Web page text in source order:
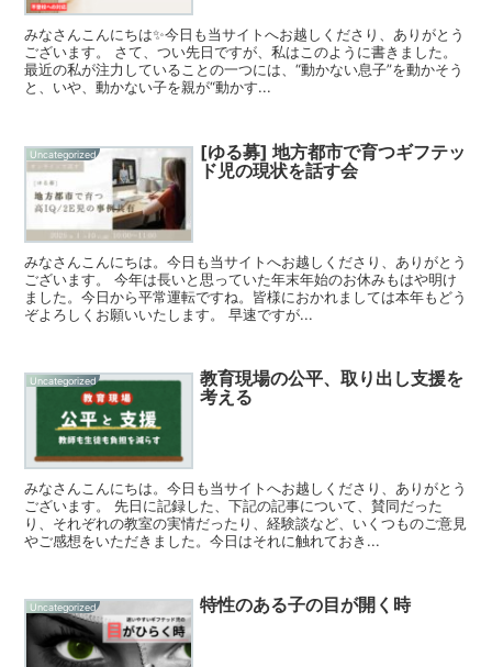
みなさんこんにちは✨今日も当サイトへお越しくださり、ありがとう
ございます。 さて、つい先日ですが、私はこのように書きました。
最近の私が注力していることの一つには、“動かない息子”を動かそう
と、いや、動かない子を親が“動かす...
Uncategorized
[ゆる募] 地方都市で育つギフテッ
ド児の現状を話す会
みなさんこんにちは。今日も当サイトへお越しくださり、ありがとう
ございます。 今年は長いと思っていた年末年始のお休みもはや明け
ました。今日から平常運転ですね。皆様におかれましては本年もどう
ぞよろしくお願いいたします。 早速ですが...
Uncategorized
教育現場の公平、取り出し支援を
考える
みなさんこんにちは。今日も当サイトへお越しくださり、ありがとう
ございます。 先日に記録した、下記の記事について、賛同だった
り、それぞれの教室の実情だったり、経験談など、いくつものご意見
やご感想をいただきました。今日はそれに触れておき...
Uncategorized 特性のある子の目が開く時